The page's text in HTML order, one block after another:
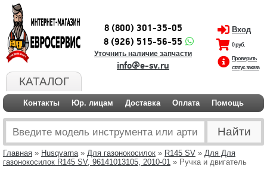
КАТАЛОГ
8 (800) 301-35-05
8 (926) 515-56-55
Уточнить наличие запчасти
info@e-sv.ru
Вход
0 руб.
Проверить
статус заказа
Контакты Юр. лицам Доставка Оплата Помощь
Главная » Husqvarna» Для газонокосилок » R145 SV » Для Для
газонокосилок R145 SV, 96141013105, 2010-01 » Ручка и двигатель